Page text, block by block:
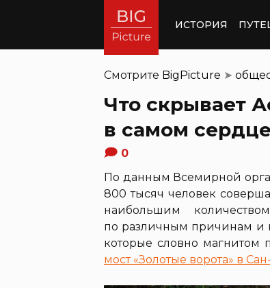
ИСТОРИЯ
Смотрите BigPicture ➤
Что скрывает
в самом
0
По данным Всемирной
800 тысяч человек
наибольшим
по различным причинам и
которые словно магнитом
мост «Золотые ворота» в